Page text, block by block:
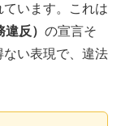
います。これは
反） の宣言そ
い表現で、違法